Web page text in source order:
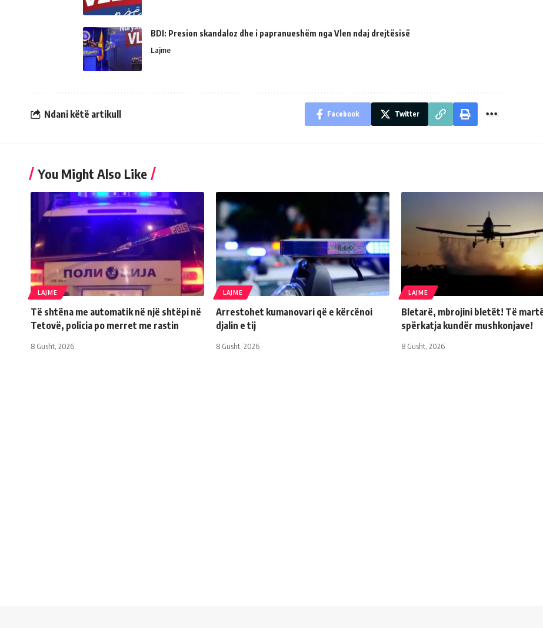
BDI: Presion skandaloz dhe i papranueshëm nga Vlen ndaj drejtësisë
Lajme
Ndani këtë artikull Facebook Twitter
You Might Also Like
LAJME
Të shtëna me automatik në një shtëpi në
Tetovë, policia po merret me rastin
8 Gusht, 2026
LAJME
Arrestohet kumanovari që e kërcënoi
djalin e tij
8 Gusht, 2026
LAJME
Bletarë, mbrojini bletët! Të
spërkatja kundër mushkonjave!
8 Gusht, 2026